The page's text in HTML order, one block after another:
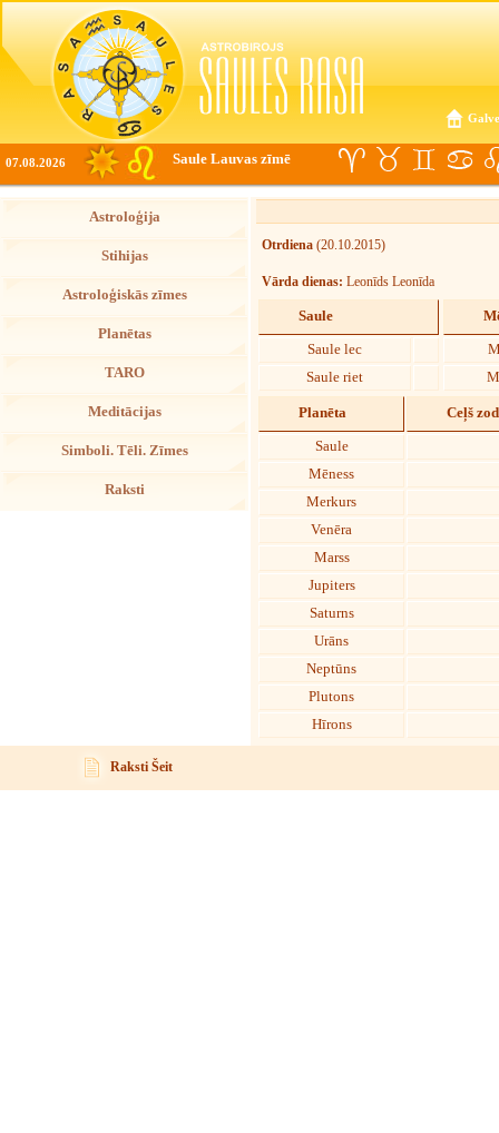
07.08.2026 Saule Lauvas zīmē
Astroloģija
Stihijas
Astroloģiskās zīmes
Planētas
TARO
Meditācijas
Simboli. Tēli. Zīmes
Raksti
Otrdiena (20.10.2015)
Vārda dienas: Leonīds Leonīda
Saule
Saule lec
Saule riet
Planēta Ceļš
Saule
Mēness
Merkurs
Venēra
Marss
Jupiters
Saturns
Urāns
Neptūns
Plutons
Hīrons
Raksti Šeit